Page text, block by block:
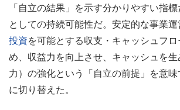
「自立の結果」を示す分かりやすい指
としての持続可能性だ。安定的な事業
投資を可能とする収支・キャッシュフ
め、収益力を向上させ、キャッシュを
力）の強化という「自立の前提」を意
に切り替えた。